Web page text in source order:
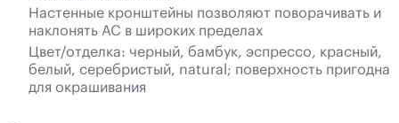
Настенные кронштейны позволяют поворачивать и
наклонять АС в широких пределах
Цвет/отделка: черный, бамбук, эспрессо, красный,
белый, серебристый, natural; поверхность пригодна
для окрашивания